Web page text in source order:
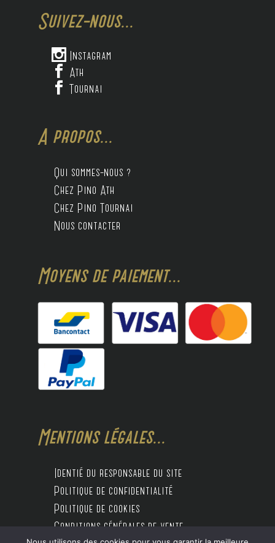
Suivez-nous...
 Instagram
 Ath
 Tournai
A propos...
Qui sommes-nous ?
Chez Pino Ath
Chez Pino Tournai
Nous contacter
Moyens de paiement...
Mentions légales...
Identié du responsable du site
Politique de confidentialité
Politique de cookies
Conditions générales de vente